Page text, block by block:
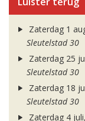
Zaterdag 1
Sleutelstad 30
Zaterdag 25
Sleutelstad 30
Zaterdag 18
Sleutelstad 30
Zaterdag 4